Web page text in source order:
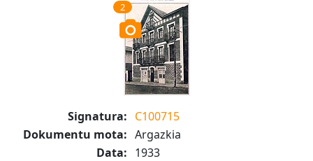
2
Signatura: C100715
Dokumentu mota: Argazkia
Data: 1933